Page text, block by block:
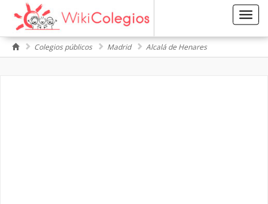
Colegios públicos Madrid Alcalá de Henares